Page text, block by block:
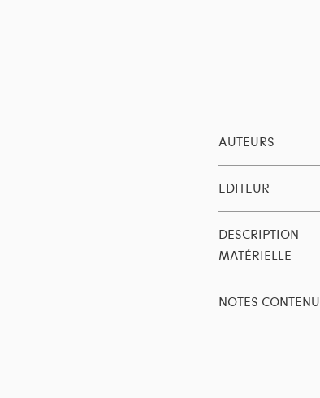
AUTEURS
EDITEUR
DESCRIPTION
MATÉRIELLE
NOTES CONTENU